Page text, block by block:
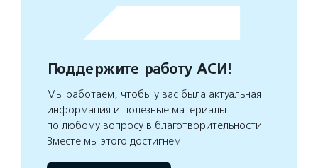
Поддержите работу АСИ!
Мы работаем, чтобы у вас была актуальная
информация и полезные материалы
по любому вопросу в благотворительности.
Вместе мы этого достигнем